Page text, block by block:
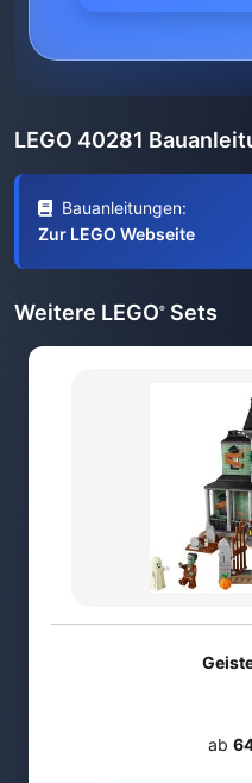
LEGO 40281
Bauanleitungen:
Zur LEGO Webseite
Weitere LEGO® Sets
ab